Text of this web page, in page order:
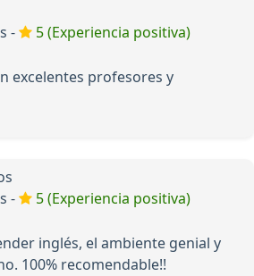
-
5 (Experiencia positiva)
excelentes profesores y
-
5 (Experiencia positiva)
inglés, el ambiente genial y
100% recomendable!!